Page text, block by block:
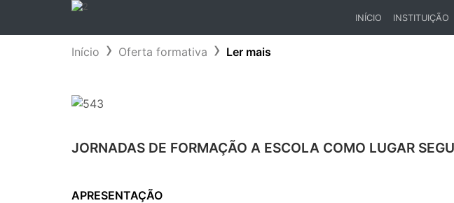
INÍCIO
INSTITUIÇÃO
Início Oferta formativa Ler mais
JORNADAS DE FORMAÇÃO A ESCOLA COMO LUGAR
APRESENTAÇÃO